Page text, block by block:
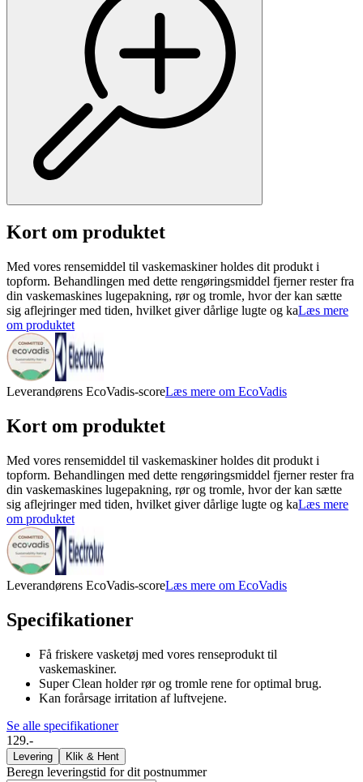
Kort om produktet
Med vores rensemiddel til vaskemaskiner holdes dit produkt i
topform. Behandlingen med dette rengøringsmiddel fjerner rester fra
din vaskemaskines lugepakning, rør og tromle, hvor der kan sætte
sig aflejringer med tiden, hvilket giver dårlige lugte og kaLæs mere
om produktet
Leverandørens EcoVadis-scoreLæs mere om EcoVadis
Kort om produktet
Med vores rensemiddel til vaskemaskiner holdes dit produkt i
topform. Behandlingen med dette rengøringsmiddel fjerner rester fra
din vaskemaskines lugepakning, rør og tromle, hvor der kan sætte
sig aflejringer med tiden, hvilket giver dårlige lugte og kaLæs mere
om produktet
Leverandørens EcoVadis-scoreLæs mere om EcoVadis
Specifikationer
Få friskere vasketøj med vores renseprodukt til
vaskemaskiner.
Super Clean holder rør og tromle rene for optimal brug.
Kan forårsage irritation af luftvejene.
Se alle specifikationer
129.-
Levering Klik & Hent
Beregn leveringstid for dit postnummer